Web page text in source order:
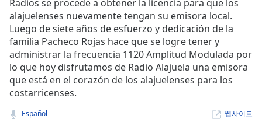
liveLIVE
Remaining
Time-
Playback
Rate
Chapters
Radios se procede a obtener la licencia para que los
alajuelenses nuevamente tengan su emisora local.
Luego de siete años de esfuerzo y dedicación de la
familia Pacheco Rojas hace que se logre tener y
administrar la frecuencia 1120 Amplitud Modulada por
lo que hoy disfrutamos de Radio Alajuela una emisora
que está en el corazón de los alajuelenses para los
costarricenses.
Español 웹사이트